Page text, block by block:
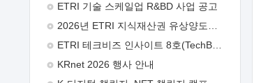
추진목적: ETRI 인력을 기업현장에 파견.
기술지원을 실시함으로써 ETRI 개발기술의
극대화하고, 지원기업을 강견기업으로
육성하고자 함.  신청자격: ETRI
ETRI 기술 스케일업 R&BD 사업 공고
ETRI 테크비즈 인사이트 8호(TechBiz Insight Vol.8) 발간
KRnet 2026 행사 안내